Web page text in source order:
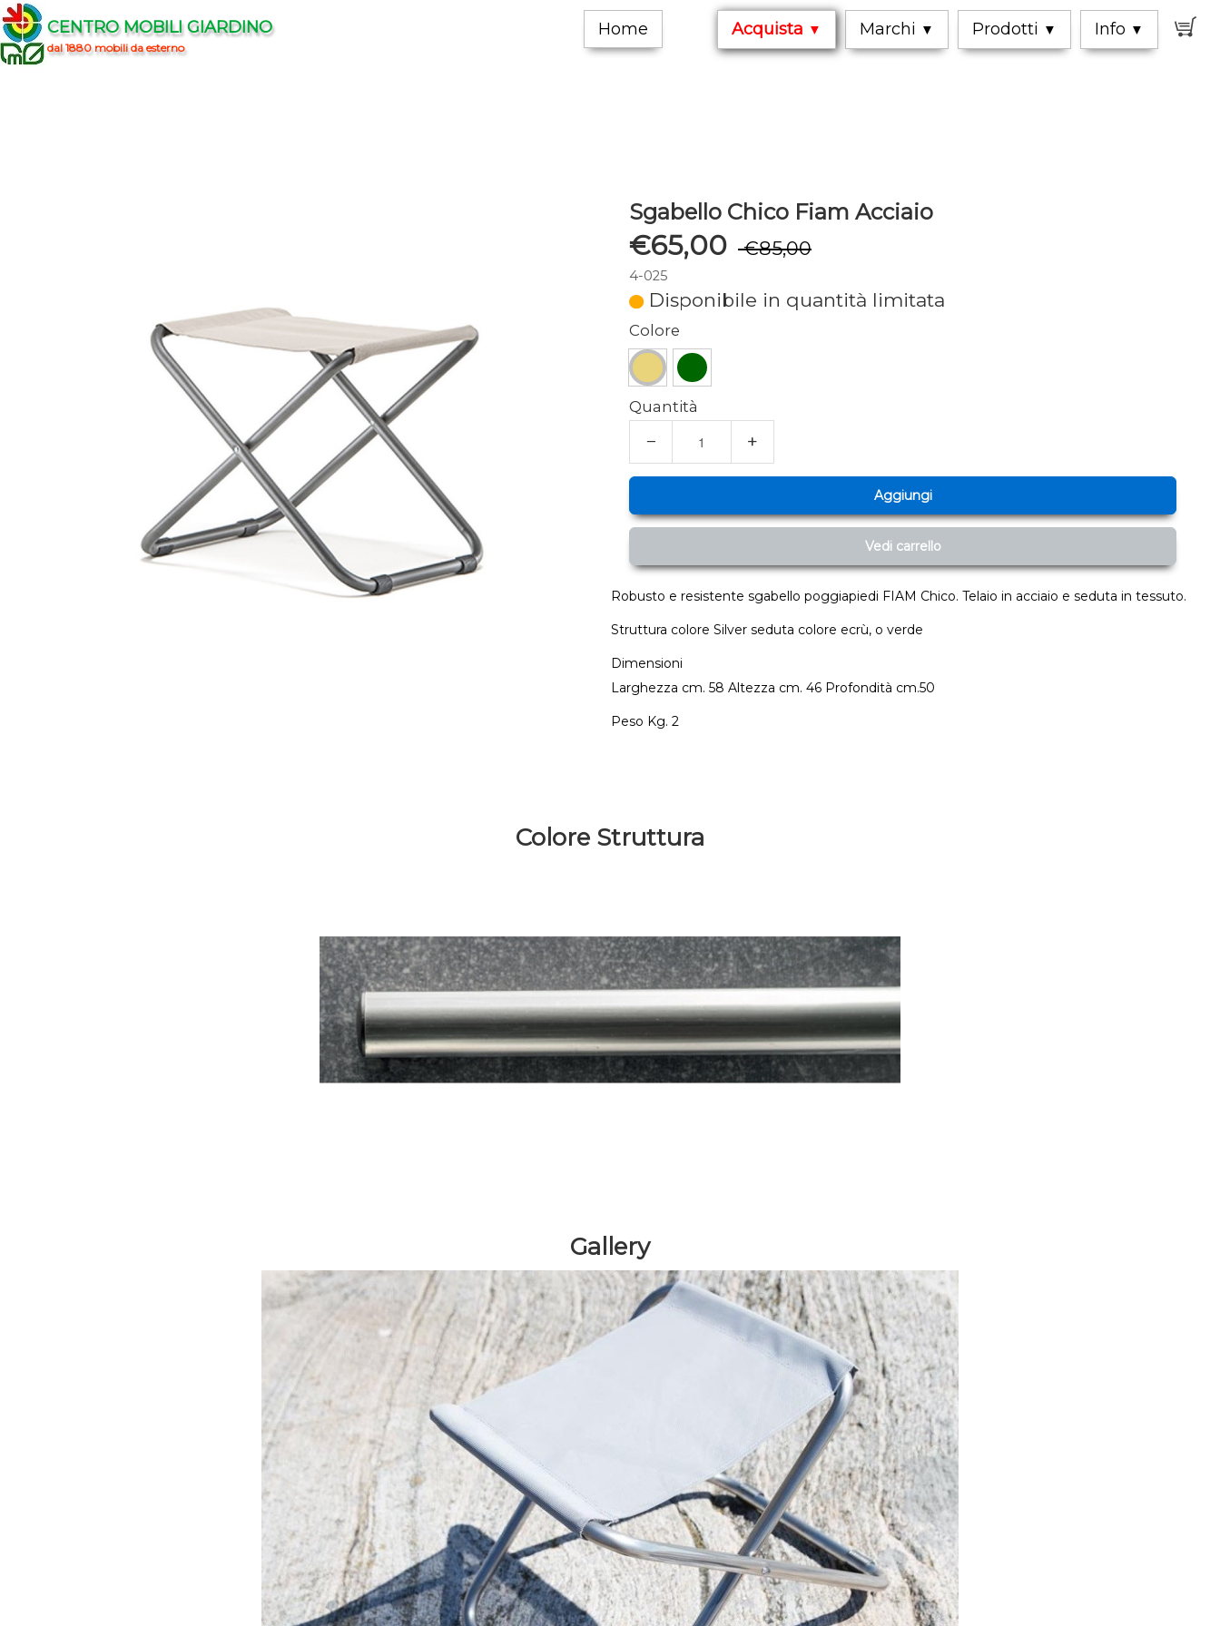
CENTRO MOBILI GIARDINO
dal 1880 mobili da esterno
Home Acquista ▼ Marchi ▼ Prodotti ▼ Info ▼
Sgabello Chico Fiam Acciaio
€65,00 €85,00
4-025
Disponibile in quantità limitata
Colore
Quantità
− +
Aggiungi
Vedi carrello
Robusto e resistente sgabello poggiapiedi FIAM Chico. Telaio in acciaio e seduta in tessuto.
Struttura colore Silver seduta colore ecrù, o verde
Dimensioni
Larghezza cm. 58 Altezza cm. 46 Profondità cm.50
Peso Kg. 2
Colore Struttura
Gallery